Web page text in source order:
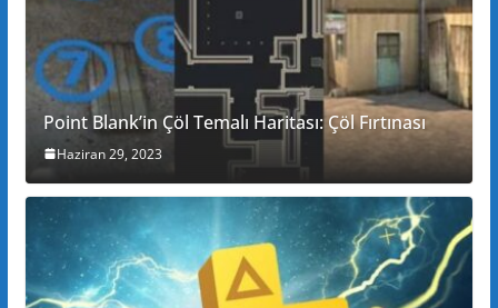
Point Blank’in Çöl Temalı Haritası: Çöl Fırtınası
Haziran 29, 2023